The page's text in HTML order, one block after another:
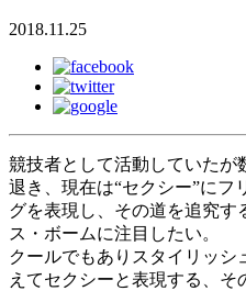
2018.11.25
競技者として活動していたが
退き、現在は“セクシー”にフ
グを表現し、その道を追究す
ス・ボームに注目したい。
クールでもありスタイリッ
えてセクシーと表現する、